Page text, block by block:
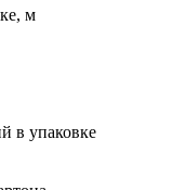
м
в упаковке